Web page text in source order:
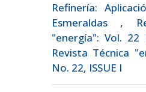
Refinería:
Esmeraldas ,
"energía": Vol. 22
Revista Técnica
No. 22, ISSUE I